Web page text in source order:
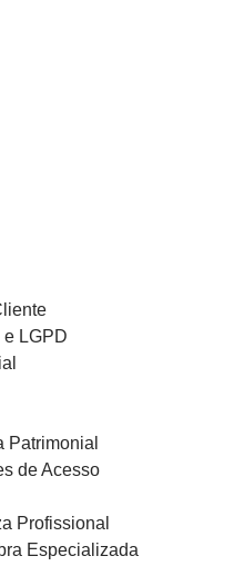
LGPD
Patrimonial
de Acesso
Profissional
Especializada